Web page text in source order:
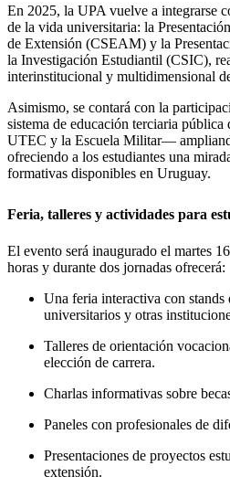
En 2025, la UPA vuelve a integrarse
de la vida universitaria: la
de Extensión (CSEAM) y la
la Investigación Estudiantil (CSIC),
interinstitucional y multidimensional
Asimismo, se contará con la
sistema de educación terciaria
UTEC y la Escuela Militar—
ofreciendo a los estudiantes una
formativas disponibles en Uruguay.
Feria, talleres y actividades para
El evento será inaugurado el martes
horas y durante dos jornadas ofrecerá:
Una feria interactiva con stands
universitarios y otras
Talleres de orientación
elección de carrera.
Charlas informativas sobre
Paneles con profesionales de
Presentaciones de proyectos
extensión.